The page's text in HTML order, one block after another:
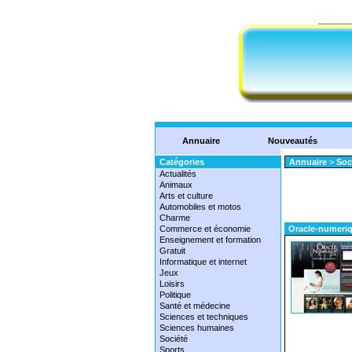
Annuaire Nouveautés
Catégories
Actualités
Animaux
Arts et culture
Automobiles et motos
Charme
Commerce et économie
Enseignement et formation
Gratuit
Informatique et internet
Jeux
Loisirs
Politique
Santé et médecine
Sciences et techniques
Sciences humaines
Société
Sports
Annuaire >
Oracle-